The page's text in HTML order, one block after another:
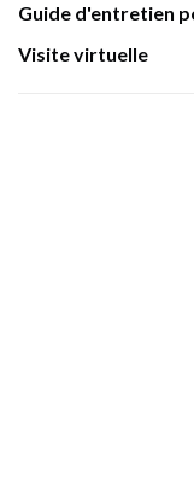
Guide d'entretien
Visite virtuelle